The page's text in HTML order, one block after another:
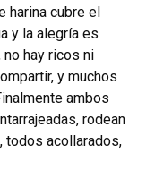
harina cubre el
y la alegría es
hay ricos ni
y muchos
ambos
rodean
todos acollarados,